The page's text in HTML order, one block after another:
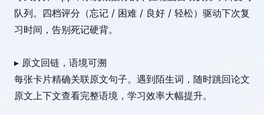
队列。四档评分（忘记 / 困难 / 良好 / 轻松）驱动下次复
习时间，告别死记硬背。
▸ 原文回链，语境可溯
每张卡片精确关联原文句子。遇到陌生词，随时跳回论文
原文上下文查看完整语境，学习效率大幅提升。